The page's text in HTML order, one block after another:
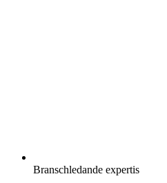
Branschledande expertis